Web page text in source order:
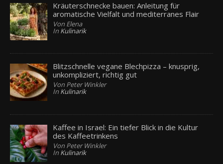
Kräuterschnecke bauen: Anleitung für
aromatische Vielfalt und mediterranes Flair
Von Elena
In Kulinarik
Blitzschnelle vegane Blechpizza – knusprig,
unkompliziert, richtig gut
Von Peter Winkler
In Kulinarik
Kaffee in Israel: Ein tiefer Blick in die Kultur
des Kaffeetrinkens
Von Peter Winkler
In Kulinarik